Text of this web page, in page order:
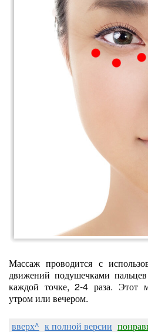
Массаж проводится с
движений подушечками
каждой точке, 2-4 раза. Этот
утром или вечером.
вверх^ к полной версии